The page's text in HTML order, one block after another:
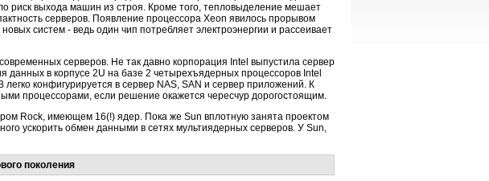
риск выхода машин из строя. Кроме того, тепловыделение мешает
серверов. Появление процессора Xeon явилось прорывом
систем - ведь один чип потребляет электроэнергии и рассеивает
серверов. Не так давно корпорация Intel выпустила сервер
в корпусе 2U на базе 2 четырехъядерных процессоров Intel
конфигурируется в сервер NAS, SAN и сервер приложений. К
процессорами, если решение окажется чересчур дорогостоящим.
Rock, имеющем 16(!) ядер. Пока же Sun вплотную занята проектом
ускорить обмен данными в сетях мультиядерных серверов. У Sun,
поколения